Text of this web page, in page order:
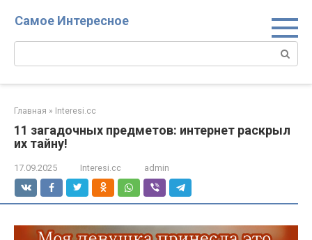
Самое Интересное
Поиск:
Главная » Interesi.cc
11 загадочных предметов: интернет раскрыл
их тайну!
17.09.2025 Interesi.cc admin